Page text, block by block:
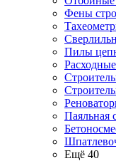
Фены
Пилы
Паяльная
Ещё 40